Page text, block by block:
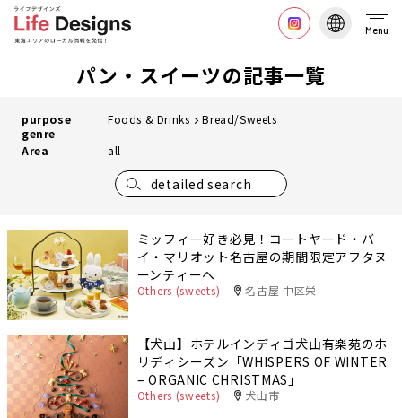
Menu
パン・スイーツの記事一覧
purpose
genre
Foods & Drinks Bread/Sweets
Area all
detailed search
ミッフィー好き必見！コートヤード・バ
イ・マリオット名古屋の期間限定アフタヌ
ーンティーへ
Others (sweets) 名古屋 中区栄
【犬山】ホテルインディゴ犬山有楽苑のホ
リディシーズン「WHISPERS OF WINTER
– ORGANIC CHRISTMAS」
Others (sweets) 犬山市